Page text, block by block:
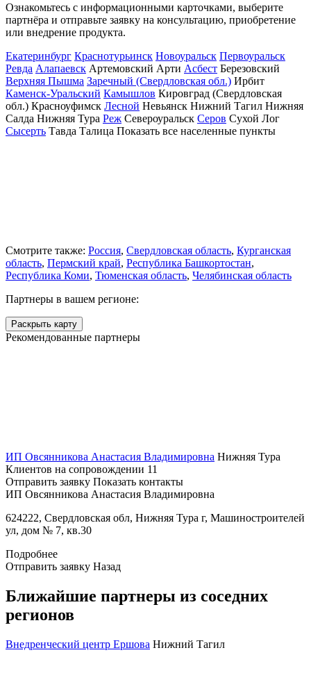
Ознакомьтесь с информационными карточками, выберите
партнёра и отправьте заявку на консультацию, приобретение
или внедрение продукта.
Екатеринбург Краснотурьинск Новоуральск Первоуральск
Ревда Алапаевск Артемовский Арти Асбест Березовский
Верхняя Пышма Заречный (Свердловская обл.) Ирбит
Каменск-Уральский Камышлов Кировград (Свердловская
обл.) Красноуфимск Лесной Невьянск Нижний Тагил Нижняя
Салда Нижняя Тура Реж Североуральск Серов Сухой Лог
Сысерть Тавда Талица Показать все населенные пункты
Смотрите также: Россия, Свердловская область, Курганская
область, Пермский край, Республика Башкортостан,
Республика Коми, Тюменская область, Челябинская область
Партнеры в вашем регионе:
Раскрыть карту
Рекомендованные партнеры
ИП Овсянникова Анастасия Владимировна Нижняя Тура
Клиентов на сопровождении 11
Отправить заявку Показать контакты
ИП Овсянникова Анастасия Владимировна
624222, Свердловская обл, Нижняя Тура г, Машиностроителей
ул, дом № 7, кв.30
Подробнее
Отправить заявку Назад
Ближайшие партнеры из соседних
регионов
Внедренческий центр Ершова Нижний Тагил